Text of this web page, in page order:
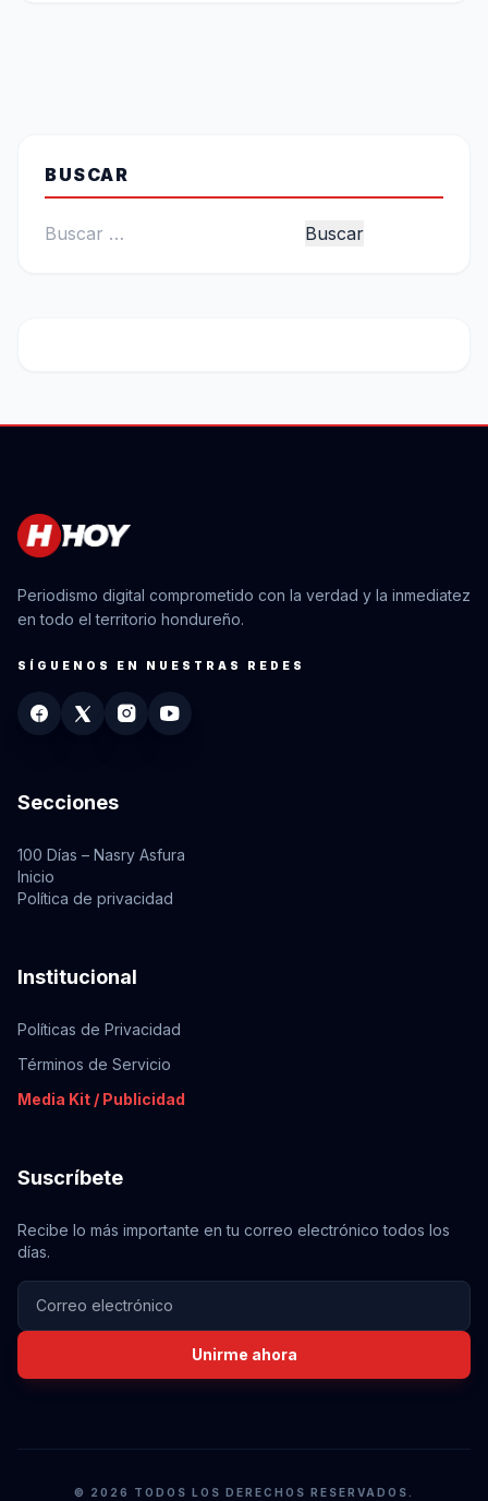
BUSCAR
Buscar:
Periodismo digital comprometido con la verdad y la inmediatez
en todo el territorio hondureño.
SÍGUENOS EN NUESTRAS REDES
Secciones
100 Días – Nasry Asfura
Inicio
Política de privacidad
Institucional
Políticas de Privacidad
Términos de Servicio
Media Kit / Publicidad
Suscríbete
Recibe lo más importante en tu correo electrónico todos los
días.
Unirme ahora
© 2026 TODOS LOS DERECHOS RESERVADOS.